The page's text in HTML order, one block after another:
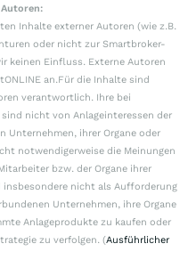
Inhalte externer Autoren (wie z.B.
oder nicht zur Smartbroker-
keinen Einfluss. Externe Autoren
an.Für die Inhalte sind
verantwortlich. Ihre bei
nicht von Anlageinteressen der
Unternehmen, ihrer Organe oder
notwendigerweise die Meinungen
bzw. der Organe ihrer
nicht als Aufforderung
Unternehmen, ihre Organe
Anlageprodukte zu kaufen oder
zu verfolgen. (Ausführlicher